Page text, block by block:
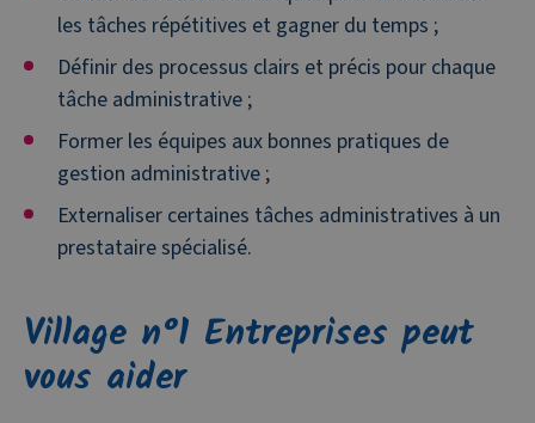
les tâches répétitives et gagner du temps ;
Définir des processus clairs et précis pour chaque
tâche administrative ;
Former les équipes aux bonnes pratiques de
gestion administrative ;
Externaliser certaines tâches administratives à un
prestataire spécialisé.
Village n°1 Entreprises peut
vous aider